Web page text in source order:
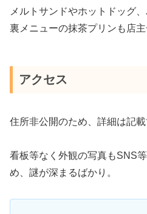
メルトサンドやホットドッグ
裏メニューの抹茶プリンも店主
アクセス
住所非公開のため、詳細は記載
看板等なく外観の写真もSNS
め、謎が深まるばかり。